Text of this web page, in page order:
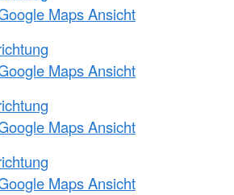
Maps Ansicht
Maps Ansicht
Maps Ansicht
Maps Ansicht